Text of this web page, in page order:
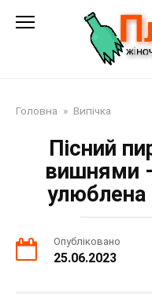
Головна » Випічка
Пісний
вишнями
улюблена
Опубліковано
25.06.2023